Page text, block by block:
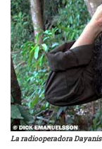
La radiooperadora Dayanis